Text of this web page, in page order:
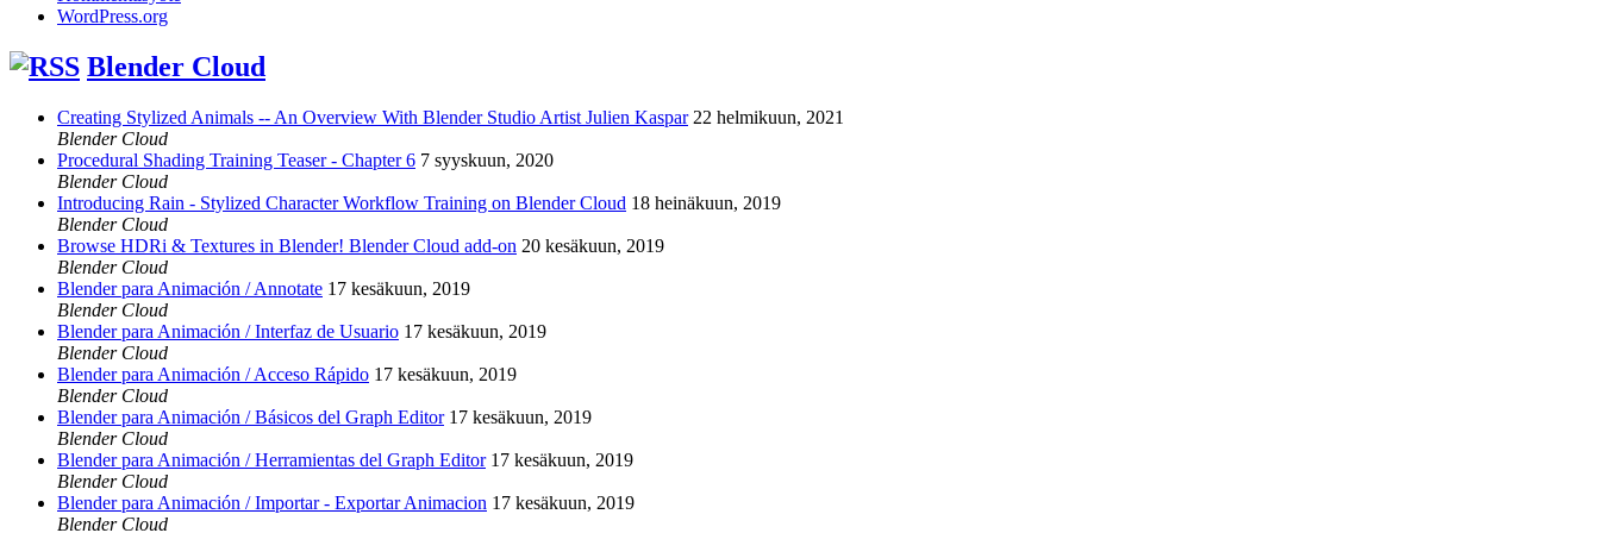
WordPress.org
Blender Cloud
Creating Stylized Animals -- An Overview With Blender Studio Artist Julien Kaspar 22 helmikuun, 2021
Blender Cloud
Procedural Shading Training Teaser - Chapter 6 7 syyskuun, 2020
Blender Cloud
Introducing Rain - Stylized Character Workflow Training on Blender Cloud 18 heinäkuun, 2019
Blender Cloud
Browse HDRi & Textures in Blender! Blender Cloud add-on 20 kesäkuun, 2019
Blender Cloud
Blender para Animación / Annotate 17 kesäkuun, 2019
Blender Cloud
Blender para Animación / Interfaz de Usuario 17 kesäkuun, 2019
Blender Cloud
Blender para Animación / Acceso Rápido 17 kesäkuun, 2019
Blender Cloud
Blender para Animación / Básicos del Graph Editor 17 kesäkuun, 2019
Blender Cloud
Blender para Animación / Herramientas del Graph Editor 17 kesäkuun, 2019
Blender Cloud
Blender para Animación / Importar - Exportar Animacion 17 kesäkuun, 2019
Blender Cloud